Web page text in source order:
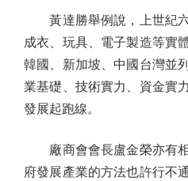
黃達勝舉例說，上世紀六
成衣、玩具、電子製造等實
韓國、新加坡、中國台灣並
業基礎、技術實力、資金實
發展起跑線。
廠商會會長盧金榮亦有相
府發展產業的方法也許行不